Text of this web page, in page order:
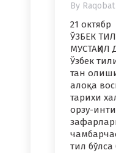
By
21
ЎЗБЕК
Ўзбек
тан
алоқа
тарихи
орзу-
тил